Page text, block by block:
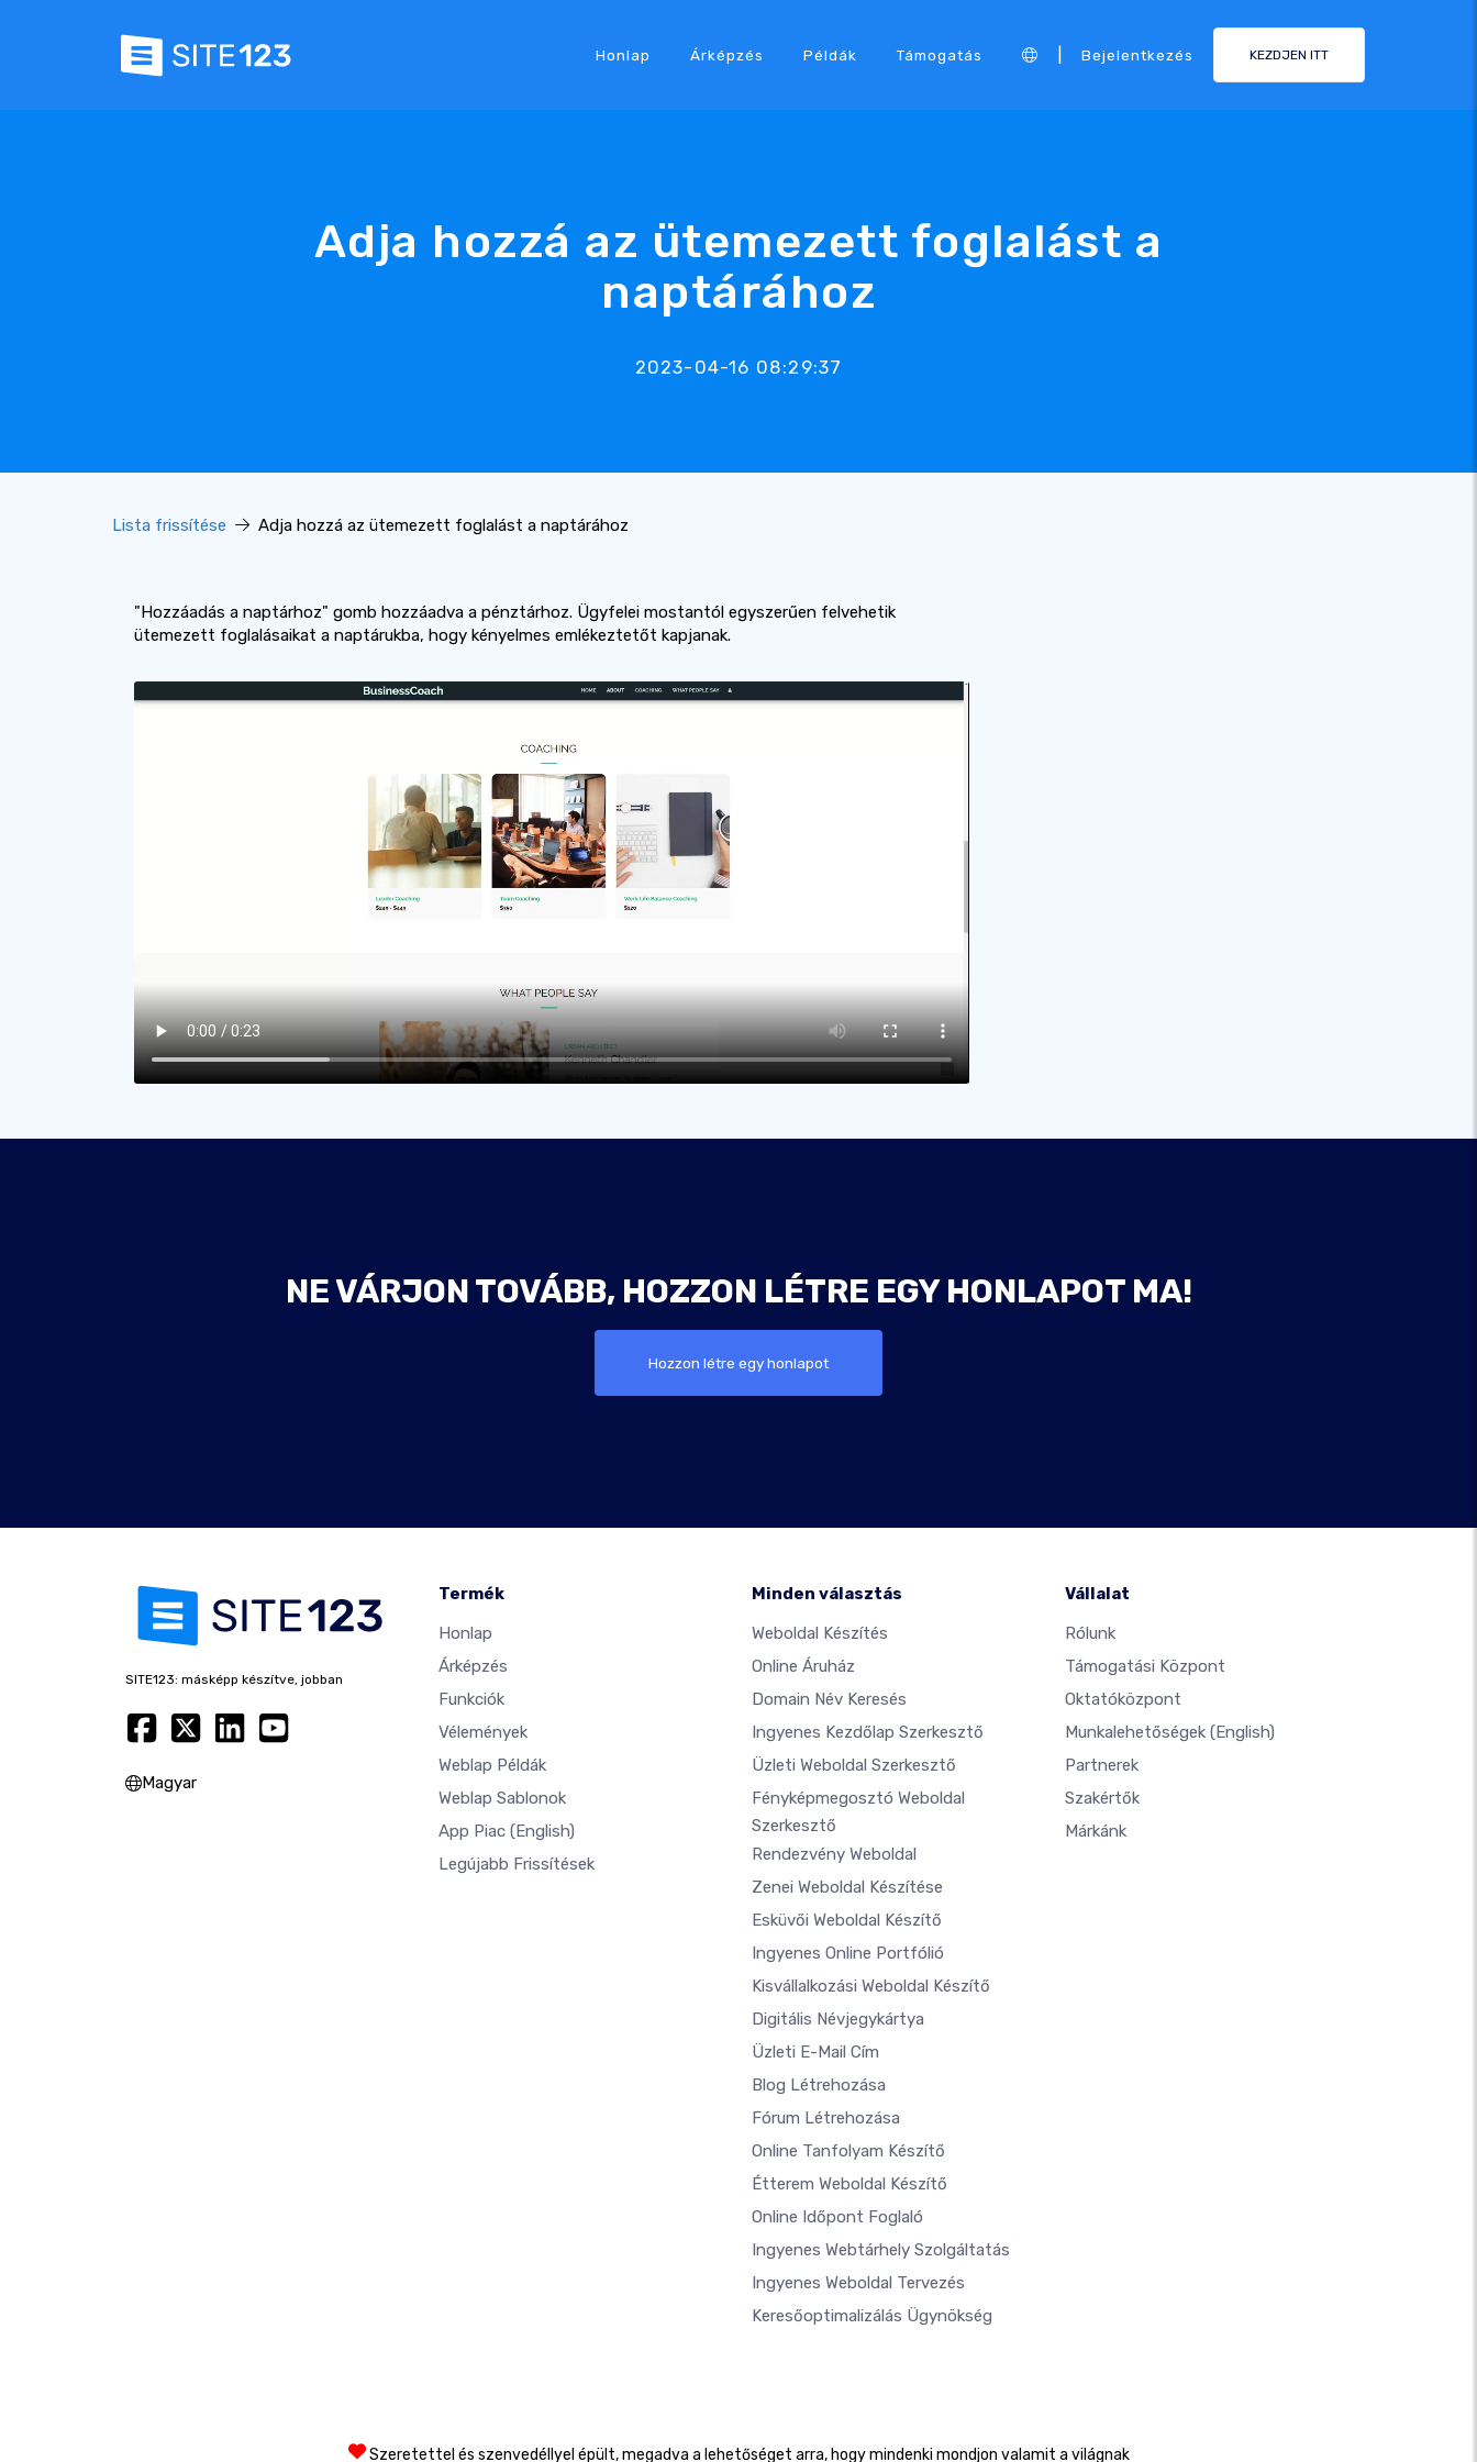
Honlap Árképzés Példák Támogatás Bejelentkezés KEZDJEN ITT
Adja hozzá az ütemezett foglalást a
naptárához
2023-04-16 08:29:37
Lista frissítése Adja hozzá az ütemezett foglalást a naptárához
"Hozzáadás a naptárhoz" gomb hozzáadva a pénztárhoz. Ügyfelei mostantól egyszerűen felvehetik
ütemezett foglalásaikat a naptárukba, hogy kényelmes emlékeztetőt kapjanak.
NE VÁRJON TOVÁBB, HOZZON LÉTRE EGY HONLAPOT MA!
Hozzon létre egy honlapot
SITE123: másképp készítve, jobban
Magyar
Termék
Honlap
Árképzés
Funkciók
Vélemények
Weblap Példák
Weblap Sablonok
App Piac (English)
Legújabb Frissítések
Minden választás
Weboldal Készítés
Online Áruház
Domain Név Keresés
Ingyenes Kezdőlap Szerkesztő
Üzleti Weboldal Szerkesztő
Fényképmegosztó Weboldal
Szerkesztő
Rendezvény Weboldal
Zenei Weboldal Készítése
Esküvői Weboldal Készítő
Ingyenes Online Portfólió
Kisvállalkozási Weboldal Készítő
Digitális Névjegykártya
Üzleti E-Mail Cím
Blog Létrehozása
Fórum Létrehozása
Online Tanfolyam Készítő
Étterem Weboldal Készítő
Online Időpont Foglaló
Ingyenes Webtárhely Szolgáltatás
Ingyenes Weboldal Tervezés
Keresőoptimalizálás Ügynökség
Vállalat
Rólunk
Támogatási Központ
Oktatóközpont
Munkalehetőségek (English)
Partnerek
Szakértők
Márkánk
Szeretettel és szenvedéllyel épült, megadva a lehetőséget arra, hogy mindenki mondjon valamit a világnak